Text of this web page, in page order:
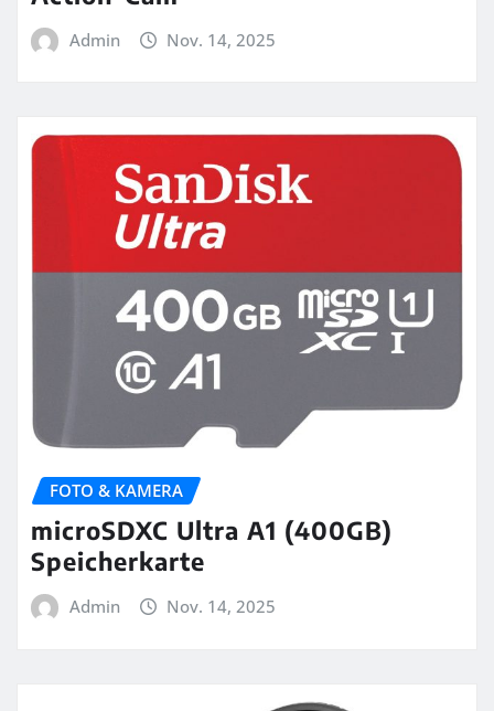
Admin Nov. 14, 2025
FOTO & KAMERA
microSDXC Ultra A1 (400GB)
Speicherkarte
Admin Nov. 14, 2025